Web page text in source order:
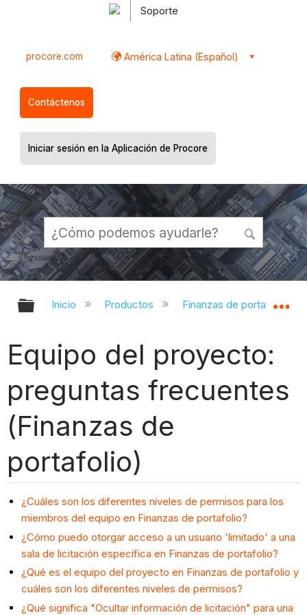
Soporte
procore.com América Latina (Español)
Contáctenos
Iniciar sesión en la Aplicación de Procore
Expandir/contraer jerarquía global
Inicio Productos Finanzas de portafolio y
Equipo del proyecto:
preguntas frecuentes
(Finanzas de
portafolio)
¿Cuáles son los diferentes niveles de permisos para los
miembros del equipo en Finanzas de portafolio?
¿Cómo puedo otorgar acceso a un usuario 'limitado' a una
sala de licitación específica en Finanzas de portafolio?
¿Qué es el equipo del proyecto en Finanzas de portafolio y
cuáles son los diferentes niveles de permisos?
¿Qué significa "Ocultar información de licitación" para una